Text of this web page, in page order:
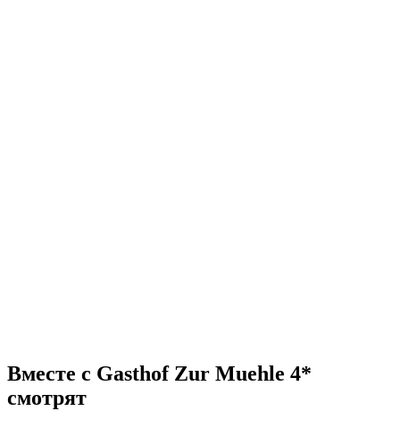
Вместе с Gasthof Zur Muehle 4*
смотрят